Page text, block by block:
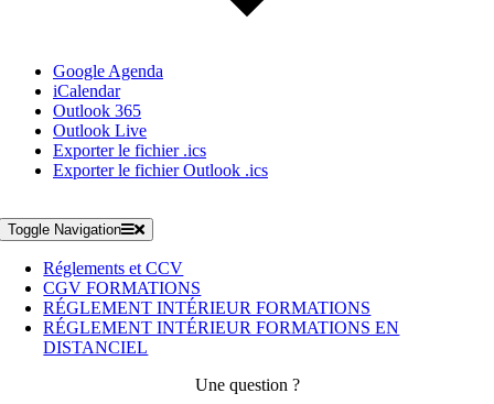
Google Agenda
iCalendar
Outlook 365
Outlook Live
Exporter le fichier .ics
Exporter le fichier Outlook .ics
Toggle Navigation
Réglements et CCV
CGV FORMATIONS
RÉGLEMENT INTÉRIEUR FORMATIONS
RÉGLEMENT INTÉRIEUR FORMATIONS EN
DISTANCIEL
Une question ?